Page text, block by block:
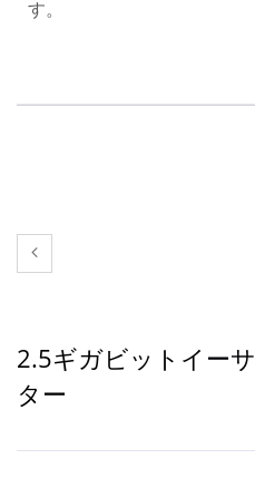
す。
2.5ギガビットイー
ター